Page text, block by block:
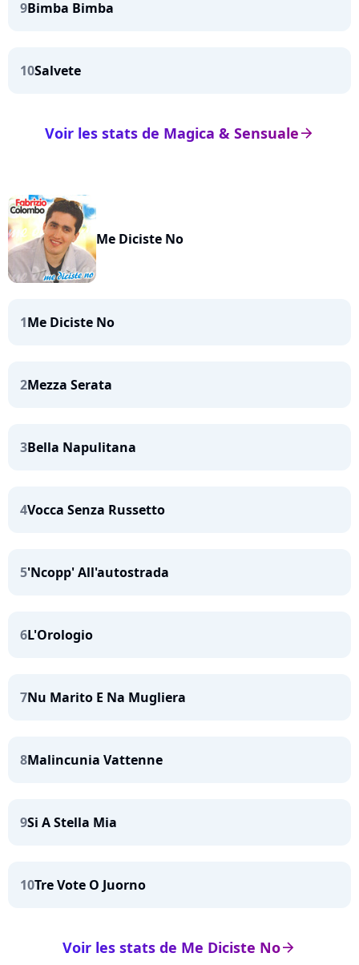
9Bimba Bimba
10Salvete
arrow_right
Voir les stats de Magica & Sensuale
Me Diciste No
1Me Diciste No
2Mezza Serata
3Bella Napulitana
4Vocca Senza Russetto
5'Ncopp' All'autostrada
6L'Orologio
7Nu Marito E Na Mugliera
8Malincunia Vattenne
9Si A Stella Mia
10Tre Vote O Juorno
arrow_right
Voir les stats de Me Diciste No